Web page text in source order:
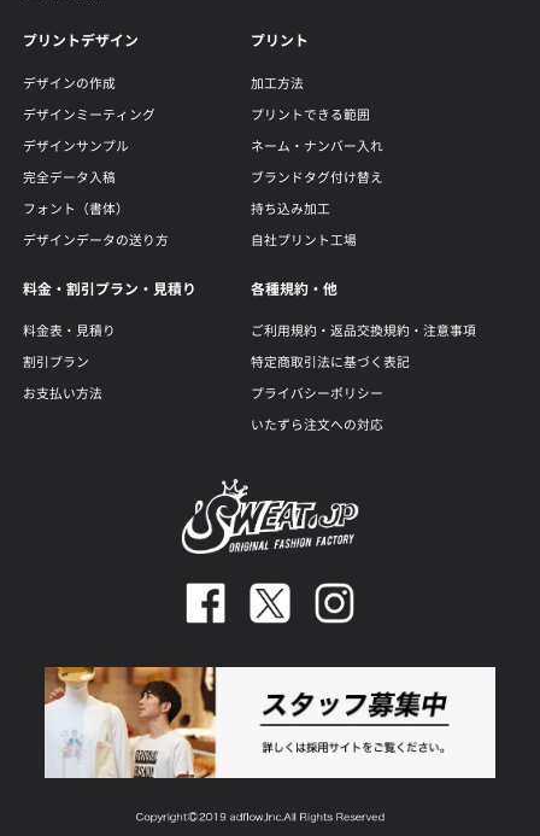
プリントデザイン
デザインの作成
デザインミーティング
デザインサンプル
完全データ入稿
フォント（書体）
デザインデータの送り方
プリント
加工方法
プリントできる範囲
ネーム・ナンバー入れ
ブランドタグ付け替え
持ち込み加工
自社プリント工場
料金・割引プラン・見積り
料金表・見積り
割引プラン
お支払い方法
各種規約・他
ご利用規約・返品交換規約・注意事項
特定商取引法に基づく表記
プライバシーポリシー
いたずら注文への対応